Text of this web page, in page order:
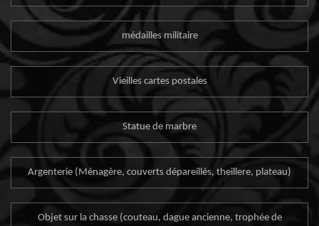
médailles militaire
Vieilles cartes postales
Statue de marbre
Argenterie (Ménagère, couverts dépareillés, theillere, plateau)
Objet sur la chasse (couteau, dague ancienne, trophée de